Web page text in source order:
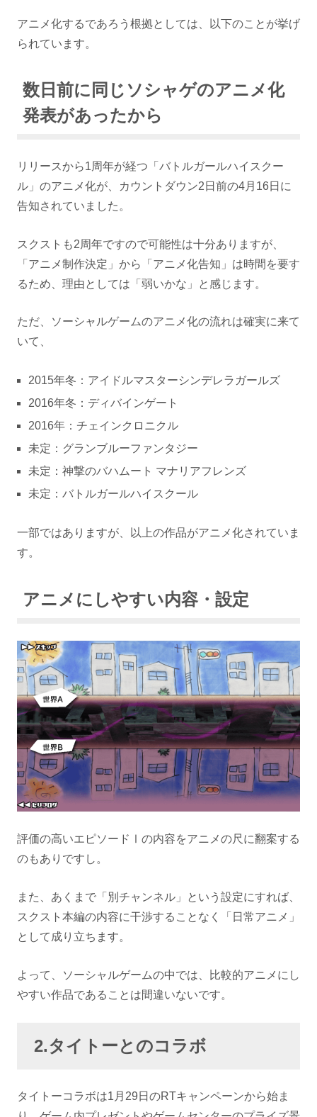
アニメ化するであろう根拠としては、以下のことが挙げ
られています。
数日前に同じソシャゲのアニメ化
発表があったから
リリースから1周年が経つ「バトルガールハイスクー
ル」のアニメ化が、カウントダウン2日前の4月16日に
告知されていました。
スクストも2周年ですので可能性は十分ありますが、
「アニメ制作決定」から「アニメ化告知」は時間を要す
るため、理由としては「弱いかな」と感じます。
ただ、ソーシャルゲームのアニメ化の流れは確実に来て
いて、
2015年冬：アイドルマスターシンデレラガールズ
2016年冬：ディバインゲート
2016年：チェインクロニクル
未定：グランブルーファンタジー
未定：神撃のバハムート マナリアフレンズ
未定：バトルガールハイスクール
一部ではありますが、以上の作品がアニメ化されていま
す。
アニメにしやすい内容・設定
評価の高いエピソードⅠの内容をアニメの尺に翻案する
のもありですし。
また、あくまで「別チャンネル」という設定にすれば、
スクスト本編の内容に干渉することなく「日常アニメ」
として成り立ちます。
よって、ソーシャルゲームの中では、比較的アニメにし
やすい作品であることは間違いないです。
2.タイトーとのコラボ
タイトーコラボは1月29日のRTキャンペーンから始ま